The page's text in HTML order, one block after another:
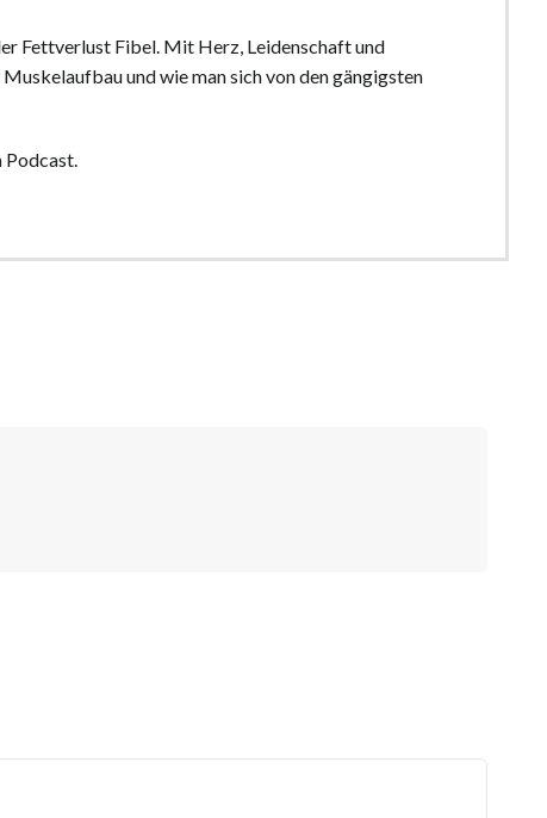
Fettverlust Fibel. Mit Herz, Leidenschaft und
und wie man sich von den gängigsten
Podcast.